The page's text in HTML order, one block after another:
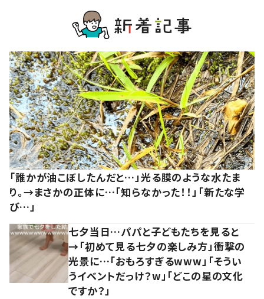
「誰かが油こぼしたんだと…」光る膜のような水たま
り。→まさかの正体に…「知らなかった！！」「新たな学
び…」
七夕当日…パパと子どもたちを見ると
→「初めて見る七夕の楽しみ方」衝撃の
光景に…「おもろすぎるwww」「そうい
うイベントだっけ？w」「どこの星の文化
ですか？」